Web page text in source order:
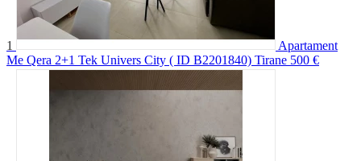
1
Apartament
Me Qera 2+1 Tek Univers City ( ID B2201840) Tirane 500 €